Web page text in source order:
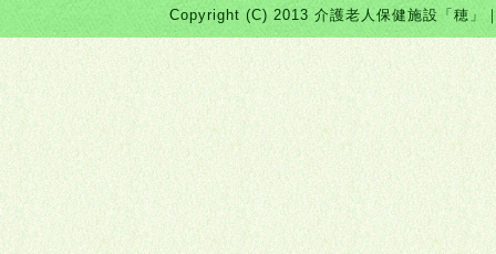
Copyright (C) 2013 介護老人保健施設「穂